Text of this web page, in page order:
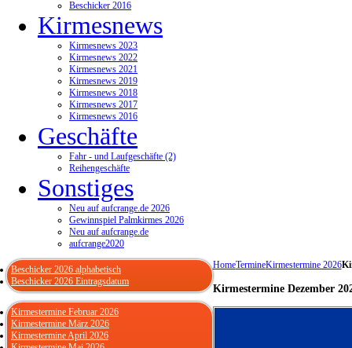
Beschicker 2016
Kirmesnews
Kirmesnews 2023
Kirmesnews 2022
Kirmesnews 2021
Kirmesnews 2019
Kirmesnews 2018
Kirmesnews 2017
Kirmesnews 2016
Geschäfte
Fahr - und Laufgeschäfte (2)
Reihengeschäfte
Sonstiges
Neu auf aufcrange.de 2026
Gewinnspiel Palmkirmes 2026
Neu auf aufcrange.de
aufcrange2020
HomeTermineKirmestermine 2026
Kirmestermine Dezember
Beschicker 2026 alphabetisch
Beschicker 2026 Eintragsdatum
Kirmestermine Februar 2026
Kirmestermine März 2026
Kirmestermine April 2026